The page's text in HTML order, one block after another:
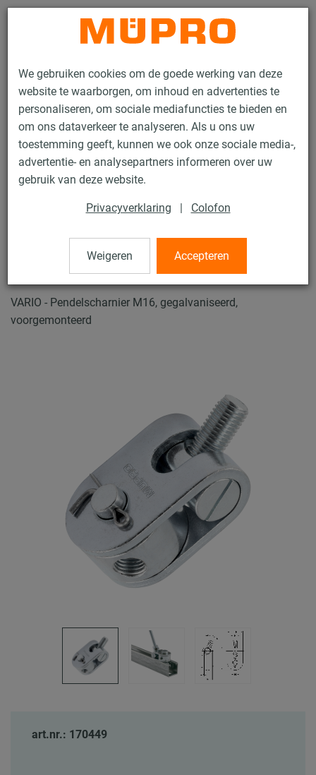
We gebruiken cookies om de goede werking van deze
website te waarborgen, om inhoud en advertenties te
personaliseren, om sociale mediafuncties te bieden en
om ons dataverkeer te analyseren. Als u ons uw
toestemming geeft, kunnen we ook onze sociale media-,
advertentie- en analysepartners informeren over uw
gebruik van deze website.
Privacyverklaring | Colofon
Weigeren Accepteren
Contact
Producten Bevestigingstechniek
Zware leidingbevestiging
MPT Draagprofielen voor zware leidingbevestiging
VARIO Pendelscharnieren
37 / 37
VARIO Pendelscharnieren
VARIO - Pendelscharnier M16, gegalvaniseerd,
voorgemonteerd
art.nr.: 170449